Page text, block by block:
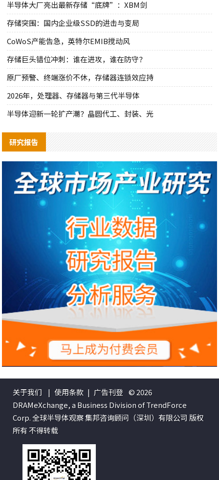
半导体大厂亮出最新存储“底牌”：XBM剑
存储突围：国内企业级SSD的进击与变局
CoWoS产能告急，英特尔EMIB搅动风
存储巨头错位冲刺：谁在进攻，谁在防守？
原厂预警、终端涨价不休，存储器连锁效应持
2026年，处理器、存储器与第三代半导体
半导体迎新一轮扩产潮？晶圆代工、封装、光
研究报告
关于我们 | 使用条款 | 广告刊登 © 2026
DRAMeXchange, a Business Division of TrendForce
Corp. 全球半导体观察 集邦咨询顾问（深圳）有限公司 版权
所有 不得转载